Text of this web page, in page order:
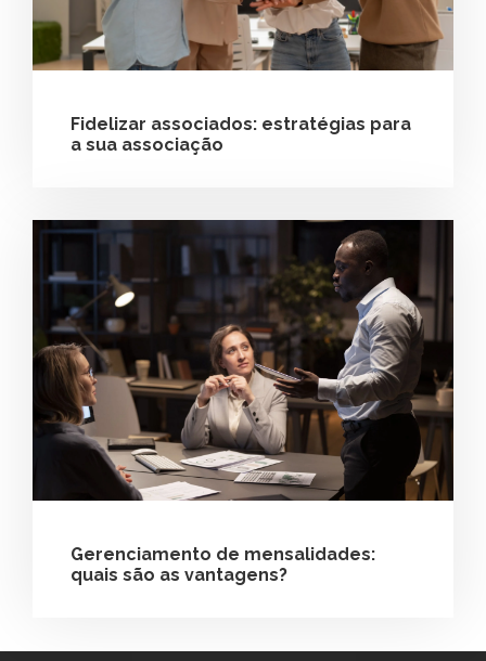
Fidelizar associados: estratégias para
a sua associação
Gerenciamento de mensalidades:
quais são as vantagens?